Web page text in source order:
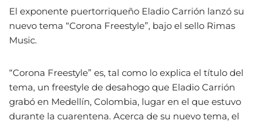
El exponente puertorriqueño Eladio Carrión lanzó su
nuevo tema “Corona Freestyle”, bajo el sello Rimas
Music.
“Corona Freestyle” es, tal como lo explica el título del
tema, un freestyle de desahogo que Eladio Carrión
grabó en Medellín, Colombia, lugar en el que estuvo
durante la cuarentena. Acerca de su nuevo tema, el